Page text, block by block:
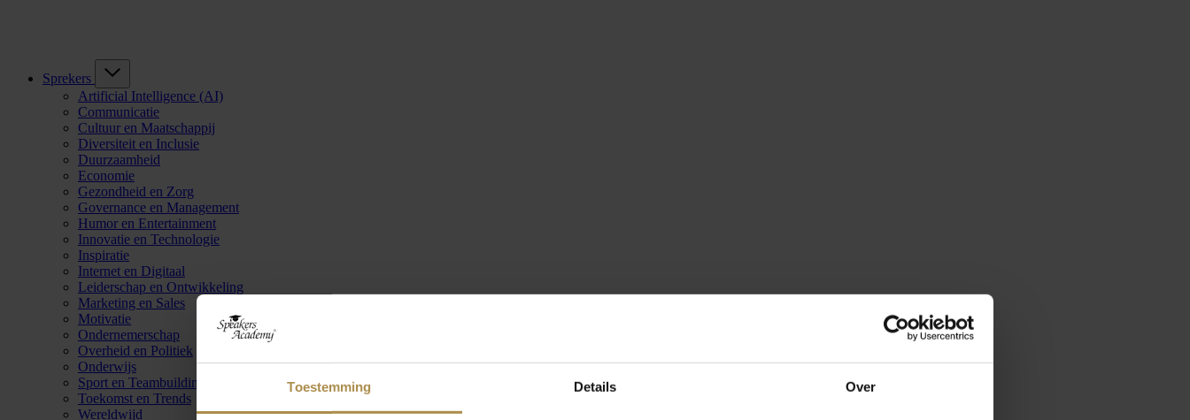
Toestemming Details Over
Sprekers
Artificial Intelligence (AI)
Communicatie
Cultuur en Maatschappij
Diversiteit en Inclusie
Duurzaamheid
Economie
Gezondheid en Zorg
Governance en Management
Humor en Entertainment
Innovatie en Technologie
Inspiratie
Internet en Digitaal
Leiderschap en Ontwikkeling
Marketing en Sales
Motivatie
Ondernemerschap
Overheid en Politiek
Onderwijs
Sport en Teambuilding
Toekomst en Trends
Wereldwijd